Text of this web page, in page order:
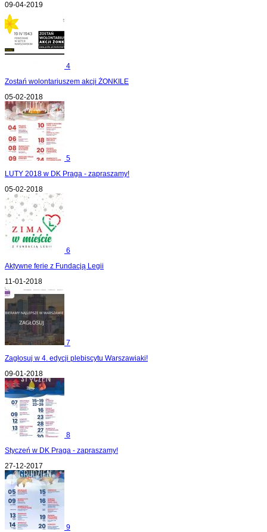
09-04-2019
4
Zostań wolontariuszem akcji ŻONKILE
05-02-2018
5
LUTY 2018 w DK Praga - zapraszamy!
05-02-2018
6
Aktywne ferie z Fundacją Legii
11-01-2018
7
Zagłosuj w 4. edycji plebiscytu Warszawiaki!
09-01-2018
8
Styczeń w DK Praga - zapraszamy!
27-12-2017
9